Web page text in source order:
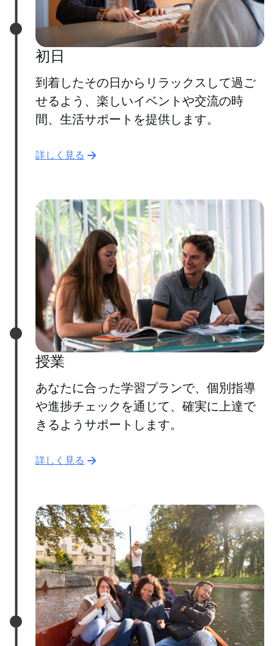
初日
到着したその日からリラックスして過ご
せるよう、楽しいイベントや交流の時
間、生活サポートを提供します。
詳しく見る
授業
あなたに合った学習プランで、個別指導
や進捗チェックを通じて、確実に上達で
きるようサポートします。
詳しく見る